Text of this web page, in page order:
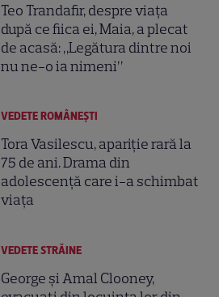
Teo Trandafir, despre viața
după ce fiica ei, Maia, a plecat
de acasă: „Legătura dintre noi
nu ne-o ia nimeni”
VEDETE ROMÂNEŞTI
Tora Vasilescu, apariție rară la
75 de ani. Drama din
adolescență care i-a schimbat
viața
VEDETE STRĂINE
George și Amal Clooney,